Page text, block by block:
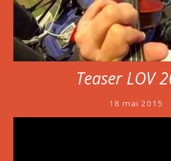
Teaser LOV
18 mai 2015